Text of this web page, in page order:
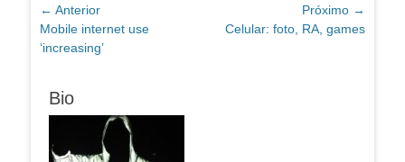
Navegação
de
Post
← Anterior
Post
anterior:
Mobile internet use
‘increasing’
Próximo →
Próximo
Celular: foto, RA, games
Bio